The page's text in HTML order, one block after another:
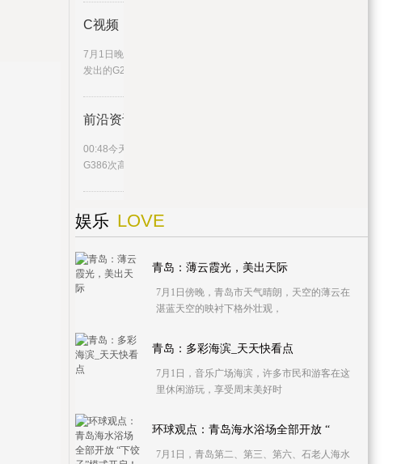
C视频丨香港坐高铁抵蓉旅客：这
7月1日晚，伴着微热的暑气，从香港西九龙站
发出的G2964次动车抵达成都
前沿资讯!视频｜“文化济宁”高
00:48今天上午7时26分，“文化济宁”冠名的
G386次高铁列车准时从高铁济
娱乐 LOVE
青岛：薄云霞光，美出天际
7月1日傍晚，青岛市天气晴朗，天空的薄云在
湛蓝天空的映衬下格外壮观，
青岛：多彩海滨_天天快看点
7月1日，音乐广场海滨，许多市民和游客在这
里休闲游玩，享受周末美好时
环球观点：青岛海水浴场全部开放 “
7月1日，青岛第二、第三、第六、石老人海水